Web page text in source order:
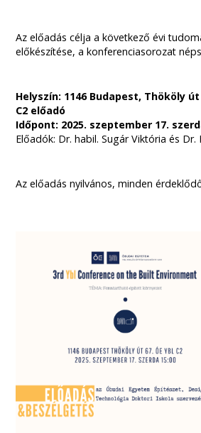
Az előadás célja a következő évi
előkészítése, a konferenciasorozat
Helyszín: 1146 Budapest, Thököly út
C2 előadó
Időpont: 2025. szeptember 17.
Előadók: Dr. habil. Sugár Viktória és Dr.
Az előadás nyilvános, minden